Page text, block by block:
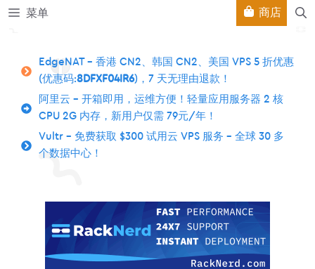
跳
菜单 商店
EdgeNAT – 香港 CN2、韩国 CN2、美国 VPS 5 折优惠
(优惠码:8DFXF04IR6)，7 天无理由退款！
阿里云 – 开箱即用，运维方便！轻量应用服务器 2 核
CPU 2G 内存，新用户仅需 79元/年！
Vultr – 免费获取 $300 试用云 VPS 服务 – 全球 30 多
个数据中心！